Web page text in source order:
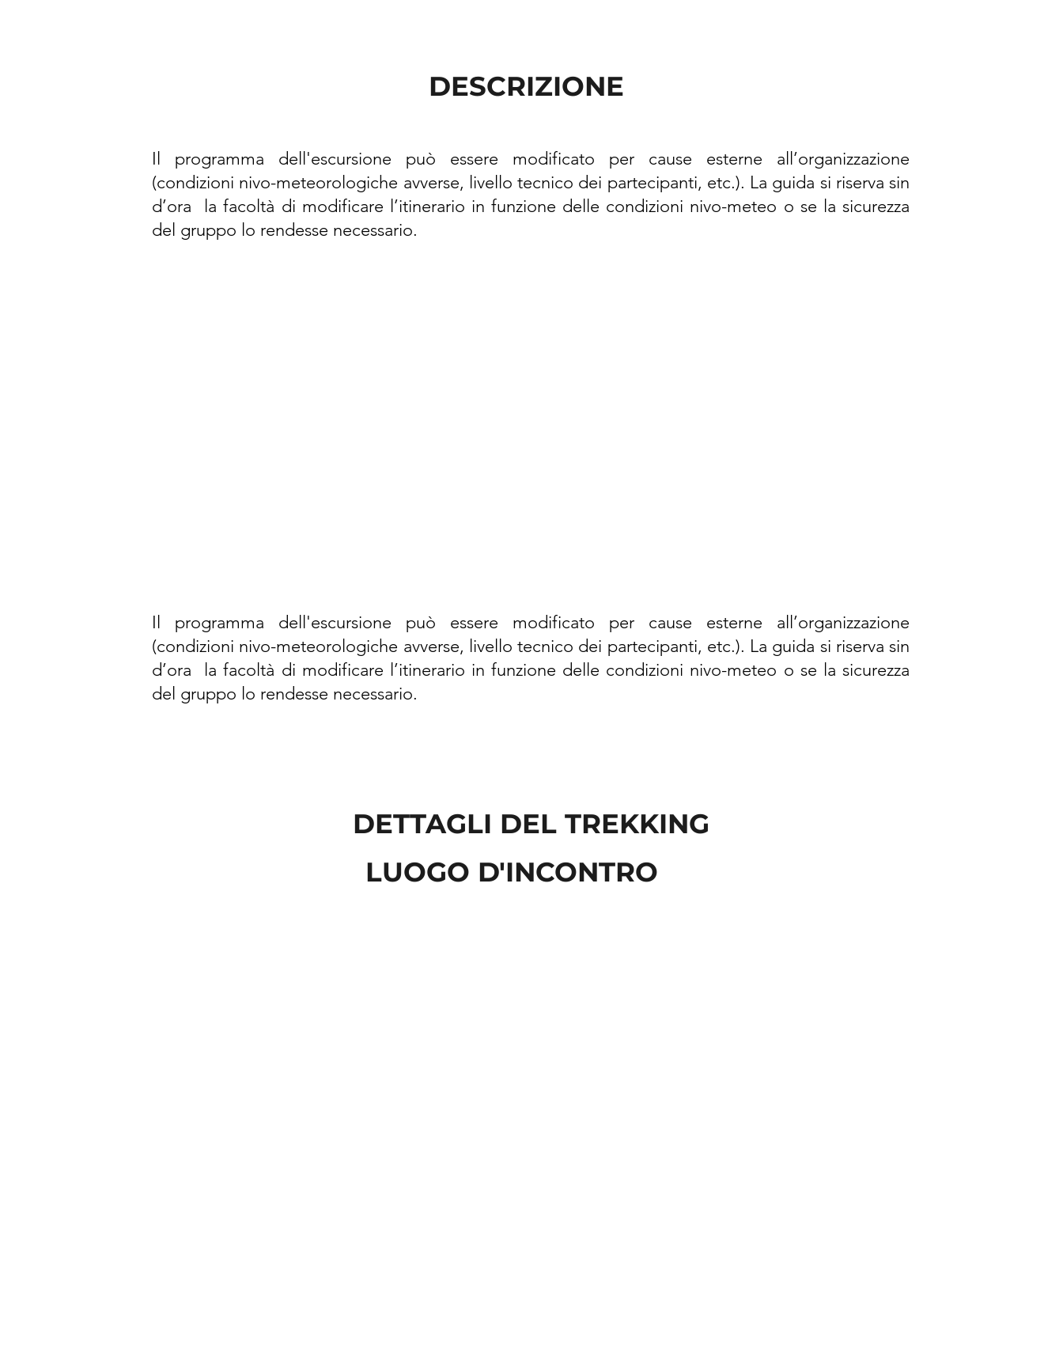
DESCRIZIONE
Il programma dell'escursione può essere modificato per cause esterne all’organizzazione
(condizioni nivo-meteorologiche avverse, livello tecnico dei partecipanti, etc.). La guida si riserva sin
d’ora la facoltà di modificare l’itinerario in funzione delle condizioni nivo-meteo o se la sicurezza
del gruppo lo rendesse necessario.
Il programma dell'escursione può essere modificato per cause esterne all’organizzazione
(condizioni nivo-meteorologiche avverse, livello tecnico dei partecipanti, etc.). La guida si riserva sin
d’ora la facoltà di modificare l’itinerario in funzione delle condizioni nivo-meteo o se la sicurezza
del gruppo lo rendesse necessario.
DETTAGLI DEL TREKKING
LUOGO D'INCONTRO